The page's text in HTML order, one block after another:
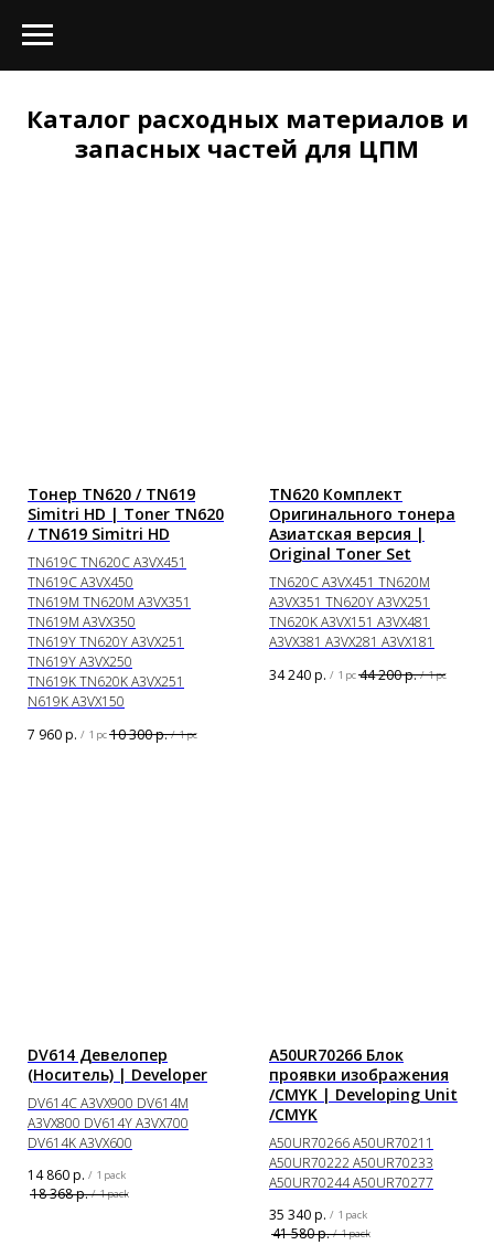
Каталог расходных материалов и
запасных частей для ЦПМ
Тонер TN620 / TN619
Simitri HD | Toner TN620
/ TN619 Simitri HD
TN619C TN620C A3VX451
TN619C A3VX450
TN619M TN620M A3VX351
TN619M A3VX350
TN619Y TN620Y A3VX251
TN619Y A3VX250
TN619K TN620K A3VX251
N619K A3VX150
7 960р. / 1 pc 10 300р. / 1 pc
TN620 Комплект
Оригинального тонера
Азиатская версия |
Original Toner Set
TN620C A3VX451 TN620M
A3VX351 TN620Y A3VX251
TN620K A3VX151 A3VX481
A3VX381 A3VX281 A3VX181
34 240р. / 1 pc 44 200р. / 1 pc
DV614 Девелопер
(Носитель) | Developer
DV614C A3VX900 DV614M
A3VX800 DV614Y A3VX700
DV614K A3VX600
14 860р. / 1 pack
18 368р. / 1 pack
A50UR70266 Блок
проявки изображения
/CMYK | Developing Unit
/CMYK
A50UR70266 A50UR70211
A50UR70222 A50UR70233
A50UR70244 A50UR70277
35 340р. / 1 pack
41 580р. / 1 pack